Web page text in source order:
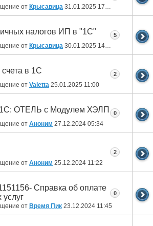
от Крысавица 31.01.2025 17:34
налогов ИП в "1С"
от Крысавица 30.01.2025 14:01
5
в 1С
от Valetta 25.01.2025 11:00
2
1С: ОТЕЛЬ с Модулем ХЭЛП
от Аноним 27.12.2024 05:34
0
от Аноним 25.12.2024 11:22
2
Справка об оплате
услуг
от Время Пик 23.12.2024 11:45
0